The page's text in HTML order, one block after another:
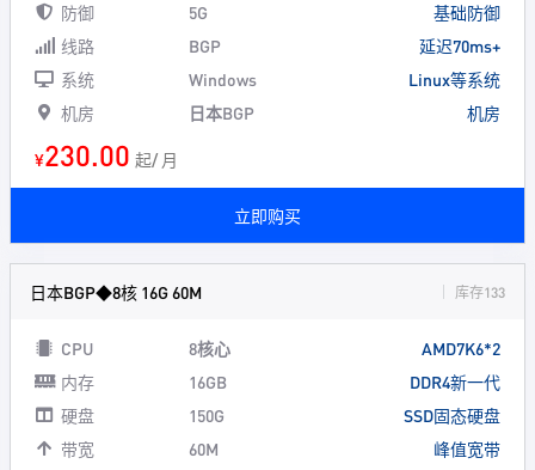
防御
5G
基础防御
线路
BGP
延迟70ms+
系统
Windows
Linux等系统
机房
日本BGP 机房
¥230.00 起/ 月
立即购买
日本BGP◆8核 16G 60M 库存133
CPU 8核心
AMD7K6*2
内存
16GB
DDR4新一代
硬盘
150G
SSD固态硬盘
带宽
60M
峰值宽带